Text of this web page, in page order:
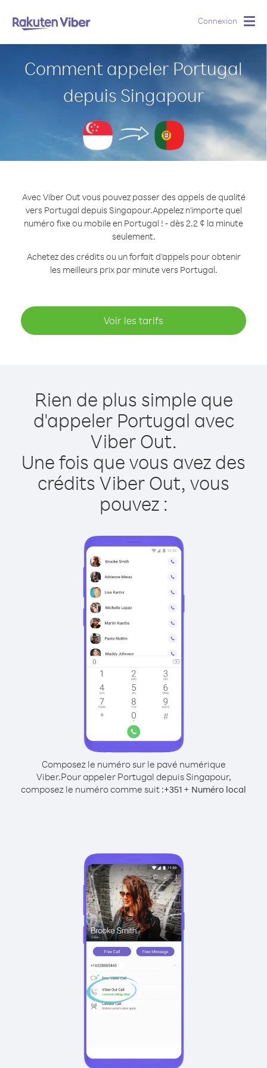
Connexion
Comment appeler Portugal
depuis Singapour
Avec Viber Out vous pouvez passer des appels de qualité
vers Portugal depuis Singapour.Appelez n'importe quel
numéro fixe ou mobile en Portugal ! - dès 2.2 ¢ la minute
seulement.
Achetez des crédits ou un forfait d’appels pour obtenir
les meilleurs prix par minute vers Portugal.
Voir les tarifs
Rien de plus simple que
d'appeler Portugal avec
Viber Out.
Une fois que vous avez des
crédits Viber Out, vous
pouvez :
Composez le numéro sur le pavé numérique
Viber.Pour appeler Portugal depuis Singapour,
composez le numéro comme suit :+351 + Numéro local